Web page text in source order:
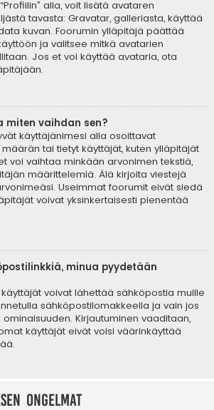
alla, voit lisätä avataren
tavasta: Gravatar, galleriasta, käyttää
kuvan. Foorumin ylläpitäjä päättää
ja valitsee mitkä avatarien
Jos et voi käyttää avataria, ota
miten vaihdan sen?
käyttäjänimesi alla osoittavat
tai tietyt käyttäjät, kuten ylläpitäjät
voi vaihtaa minkään arvonimen tekstiä,
määrittelemiä. Älä kirjoita viestejä
Useimmat foorumit eivät siedä
voivat yksinkertaisesti pienentää
minua pyydetään
voivat lähettää sähköpostia muille
sähköpostilomakkeella ja vain jos
Kirjautuminen vaaditaan,
käyttäjät eivät voisi väärinkäyttää
ongelmat